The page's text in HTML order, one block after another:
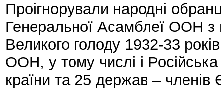
Проігнорували народні
Генеральної Асамблеї ООН з
Великого голоду 1932-33
ООН, у тому числі і
країни та 25 держав – членів